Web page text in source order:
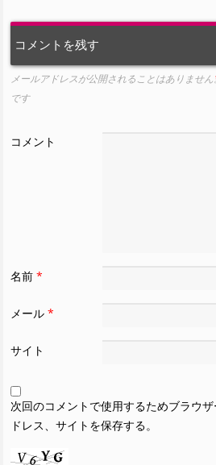
コメントを残す
メールアドレスが公開されることはありません
です
コメント
名前*
メール*
サイト
次回のコメントで使用するためブラウ
ドレス、サイトを保存する。